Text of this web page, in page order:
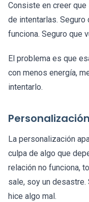
Consiste en creer
de intentarlas. Seguro
funciona. Seguro que
El problema es que
con menos energía,
intentarlo.
Personalización
La personalización
culpa de algo que
relación no funciona,
sale, soy un
hice algo mal.